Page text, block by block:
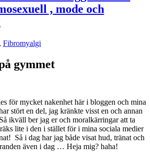
, Fibromyalgi
gymmet
för mycket nakenhet här i bloggen och mina
stört en del, jag kränkte visst en och annan
ikväll ber jag er och moralkärringar att ta
lite i den i stället för i mina sociala medier
Så i dag har jag både visat hud, tränat och
även i dag … Heja mig? haha!